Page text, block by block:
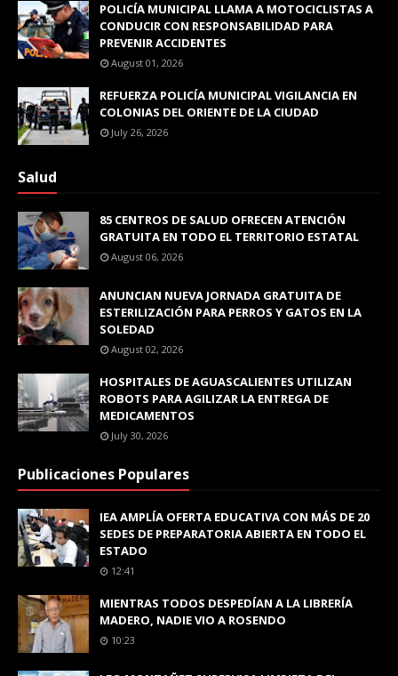
POLICÍA MUNICIPAL LLAMA A MOTOCICLISTAS A
CONDUCIR CON RESPONSABILIDAD PARA
PREVENIR ACCIDENTES
August 01, 2026
REFUERZA POLICÍA MUNICIPAL VIGILANCIA EN
COLONIAS DEL ORIENTE DE LA CIUDAD
July 26, 2026
Salud
85 CENTROS DE SALUD OFRECEN ATENCIÓN
GRATUITA EN TODO EL TERRITORIO ESTATAL
August 06, 2026
ANUNCIAN NUEVA JORNADA GRATUITA DE
ESTERILIZACIÓN PARA PERROS Y GATOS EN LA
SOLEDAD
August 02, 2026
HOSPITALES DE AGUASCALIENTES UTILIZAN
ROBOTS PARA AGILIZAR LA ENTREGA DE
MEDICAMENTOS
July 30, 2026
Publicaciones Populares
IEA AMPLÍA OFERTA EDUCATIVA CON MÁS DE 20
SEDES DE PREPARATORIA ABIERTA EN TODO EL
ESTADO
12:41
MIENTRAS TODOS DESPEDÍAN A LA LIBRERÍA
MADERO, NADIE VIO A ROSENDO
10:23